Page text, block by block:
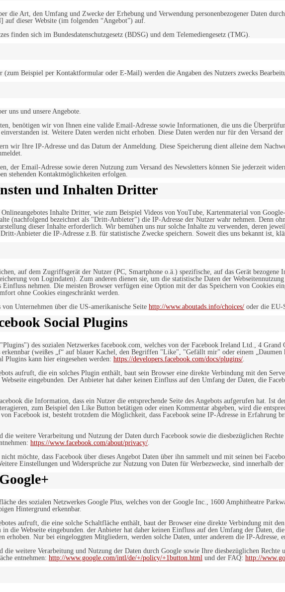
die Art, den Umfang und Zwecke der Erhebung und Verwendung personenbezogener Daten
dieser Website (im folgenden “Angebot”) auf.
finden sich im Bundesdatenschutzgesetz (BDSG) und dem Telemediengesetz (TMG).
Beispiel per Kontaktformular oder E-Mail) werden die Angaben des Nutzers zwecks
uns und unsere Angebote.
benötigen wir von Ihnen eine valide Email-Adresse sowie Informationen, die uns die
ist. Weitere Daten werden nicht erhoben. Diese Daten werden nur für den Versand
wir Ihre IP-Adresse und das Datum der Anmeldung. Diese Speicherung dient alleine dem
der Email-Adresse sowie deren Nutzung zum Versand des Newsletters können Sie jederzeit
stehenden Kontaktmöglichkeiten erfolgen.
und Inhalten Dritter
Inhalte Dritter, wie zum Beispiel Videos von YouTube, Kartenmaterial von
(nachfolgend bezeichnet als "Dritt-Anbieter") die IP-Adresse der Nutzer wahr nehmen. Denn
dieser Inhalte erforderlich. Wir bemühen uns nur solche Inhalte zu verwenden, deren
Anbieter die IP-Adresse z.B. für statistische Zwecke speichern. Soweit dies uns bekannt ist,
auf dem Zugriffsgerät der Nutzer (PC, Smartphone o.ä.) spezifische, auf das Gerät
von Logindaten). Zum anderen dienen sie, um die statistische Daten der
Einfluss nehmen. Die meisten Browser verfügen eine Option mit der das Speichern von Cookies
ohne Cookies eingeschränkt werden.
Unternehmen über die US-amerikanische Seite http://www.aboutads.info/choices/ oder die EU-
Social Plugins
des sozialen Netzwerkes facebook.com, welches von der Facebook Ireland Ltd., 4
erkennbar (weißes „f“ auf blauer Kachel, den Begriffen "Like", "Gefällt mir" oder einem
Plugins kann hier eingesehen werden: https://developers.facebook.com/docs/plugins/.
aufruft, die ein solches Plugin enthält, baut sein Browser eine direkte Verbindung mit den
eingebunden. Der Anbieter hat daher keinen Einfluss auf den Umfang der Daten, die
die Information, dass ein Nutzer die entsprechende Seite des Angebots aufgerufen hat. Ist
zum Beispiel den Like Button betätigen oder einen Kommentar abgeben, wird die
Facebook ist, besteht trotzdem die Möglichkeit, dass Facebook seine IP-Adresse in Erfahrung
die weitere Verarbeitung und Nutzung der Daten durch Facebook sowie die diesbezüglichen
https://www.facebook.com/about/privacy/.
möchte, dass Facebook über dieses Angebot Daten über ihn sammelt und mit seinen bei
Einstellungen und Widersprüche zur Nutzung von Daten für Werbezwecke, sind innerhalb
des sozialen Netzwerkes Google Plus, welches von der Google Inc., 1600 Amphitheatre
Hintergrund erkennbar.
aufruft, die eine solche Schaltfläche enthält, baut der Browser eine direkte Verbindung mit
die Webseite eingebunden. der Anbieter hat daher keinen Einfluss auf den Umfang der Daten,
erhoben. Nur bei eingeloggten Mitgliedern, werden solche Daten, unter anderem die IP-Adresse,
die weitere Verarbeitung und Nutzung der Daten durch Google sowie Ihre diesbezüglichen
entnehmen: http://www.google.com/intl/de/+/policy/+1button.html und der FAQ: http://